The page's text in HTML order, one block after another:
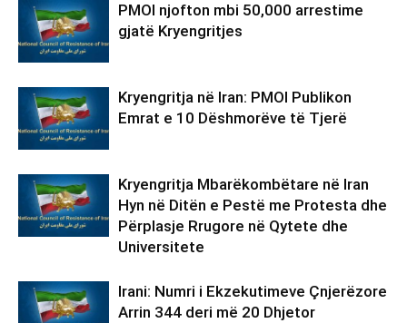
PMOI njofton mbi 50,000 arrestime
gjatë Kryengritjes
Kryengritja në Iran: PMOI Publikon
Emrat e 10 Dëshmorëve të Tjerë
Kryengritja Mbarëkombëtare në Iran
Hyn në Ditën e Pestë me Protesta dhe
Përplasje Rrugore në Qytete dhe
Universitete
Irani: Numri i Ekzekutimeve Çnjerëzore
Arrin 344 deri më 20 Dhjetor